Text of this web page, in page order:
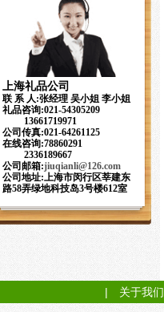
上海礼品公司
联 系 人:张经理 吴小姐 李小姐
礼品咨询:021-54305209
13661719971
公司传真:021-64261125
在线咨询:78860291
2336189667
公司邮箱:jiuqianli@126.com
公司地址:上海市闵行区莘建东
路58弄绿地科技岛3号楼612室
| 关于我们